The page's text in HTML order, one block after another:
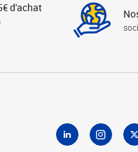
d'achat